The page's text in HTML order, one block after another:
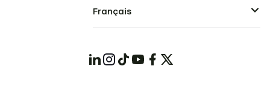
Français